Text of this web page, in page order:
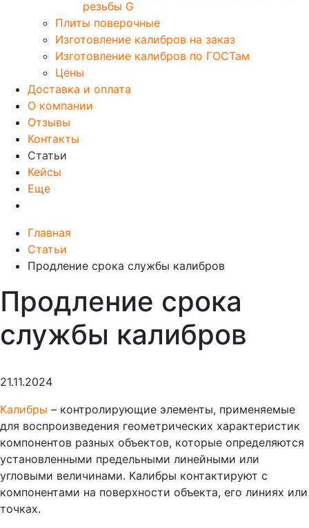
резьбы G
Плиты поверочные
Изготовление калибров на заказ
Изготовление калибров по ГОСТам
Цены
Доставка и оплата
О компании
Отзывы
Контакты
Статьи
Кейсы
Еще
Главная
Статьи
Продление срока службы калибров
Продление срока
службы калибров
21.11.2024
Калибры – контролирующие элементы, применяемые
для воспроизведения геометрических характеристик
компонентов разных объектов, которые определяются
установленными предельными линейными или
угловыми величинами. Калибры контактируют с
компонентами на поверхности объекта, его линиях или
точках.